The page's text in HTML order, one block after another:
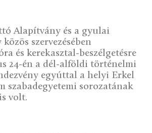
Alapítvány és a gyulai
szervezésében
és kerekasztal-beszélgetésre
24-én a dél-alföldi történelmi
egyúttal a helyi Erkel
szabadegyetemi sorozatának
volt.